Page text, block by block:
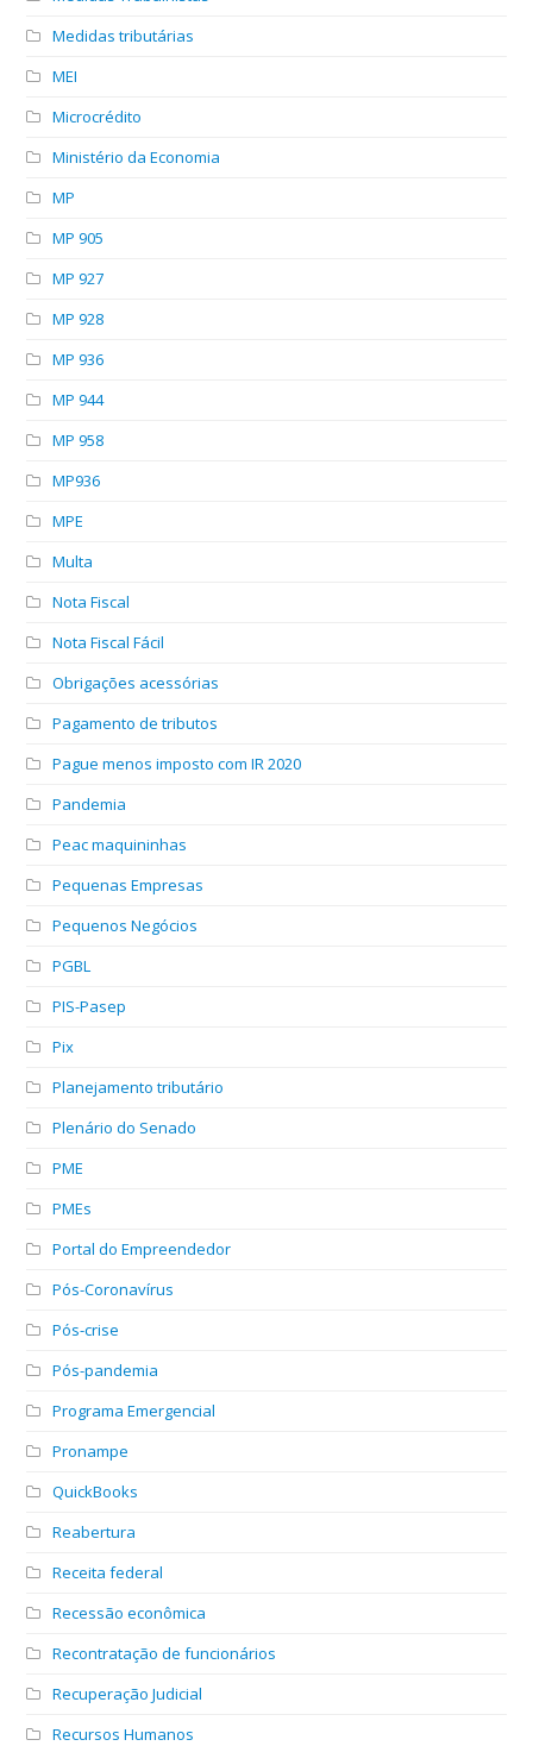
Medidas tributárias
MEI
Microcrédito
Ministério da Economia
MP
MP 905
MP 927
MP 928
MP 936
MP 944
MP 958
MP936
MPE
Multa
Nota Fiscal
Nota Fiscal Fácil
Obrigações acessórias
Pagamento de tributos
Pague menos imposto com IR 2020
Pandemia
Peac maquininhas
Pequenas Empresas
Pequenos Negócios
PGBL
PIS-Pasep
Pix
Planejamento tributário
Plenário do Senado
PME
PMEs
Portal do Empreendedor
Pós-Coronavírus
Pós-crise
Pós-pandemia
Programa Emergencial
Pronampe
QuickBooks
Reabertura
Receita federal
Recessão econômica
Recontratação de funcionários
Recuperação Judicial
Recursos Humanos